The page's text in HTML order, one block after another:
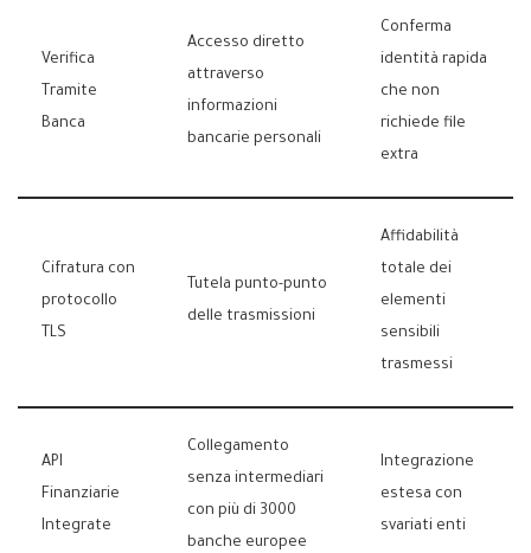
Verifica
Tramite
Banca
Accesso diretto
attraverso
informazioni
bancarie personali
Conferma
identità rapida
che non
richiede file
extra
Cifratura con
protocollo
TLS
Tutela punto-punto
delle trasmissioni
Affidabilità
totale dei
elementi
sensibili
trasmessi
API
Finanziarie
Integrate
Collegamento
senza intermediari
con più di 3000
banche europee
Integrazione
estesa con
svariati enti